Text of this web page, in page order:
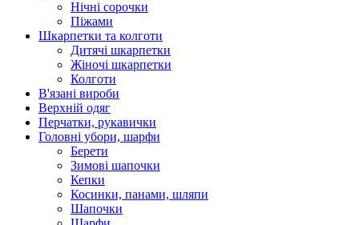
Нічні сорочки
Піжами
Шкарпетки та колготи
Дитячі шкарпетки
Жіночі шкарпетки
Колготи
В'язані вироби
Верхній одяг
Перчатки, рукавички
Головні убори, шарфи
Берети
Зимові шапочки
Кепки
Косинки, панами, шляпи
Шапочки